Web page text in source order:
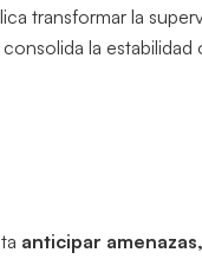
transformar la
la
anticipar